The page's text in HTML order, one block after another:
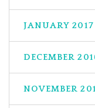
JANUARY 2017
DECEMBER
NOVEMBER